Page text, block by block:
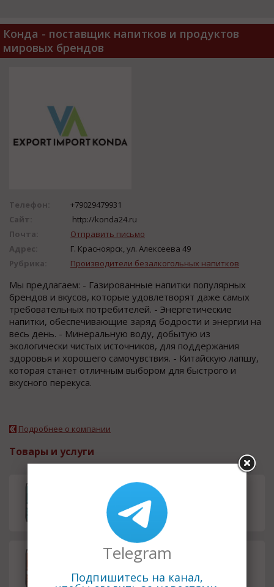
Конда - поставщик напитков и продуктов
мировых брендов
Телефон:
+79029479931
Сайт:
http://konda24.ru
Почта:
Отправить письмо
Адрес:
Г. Красноярск, ул. Алексеева 49
Рубрика:
Производители безалкогольных напитков
Мы предлагаем: - Газированные напитки популярных
брендов и вкусов, которые удовлетворят даже самых
требовательных потребителей. - Энергетические
напитки, обеспечивающие заряд бодрости и энергии на
весь день. - Минеральную воду, добытую из
экологически чистых источников, для поддержания
здоровья и хорошего самочувствия. - Китайскую лапшу,
которая станет отличным выбором для быстрого и
вкусного перекуса.
Подробнее о компании
Товары и услуги
Рис быстрого приготовления H
ONGLU - мясо с овощами
Рис быстрого приготовления H
ONGLU - курица
Telegram
Подпишитесь на канал,